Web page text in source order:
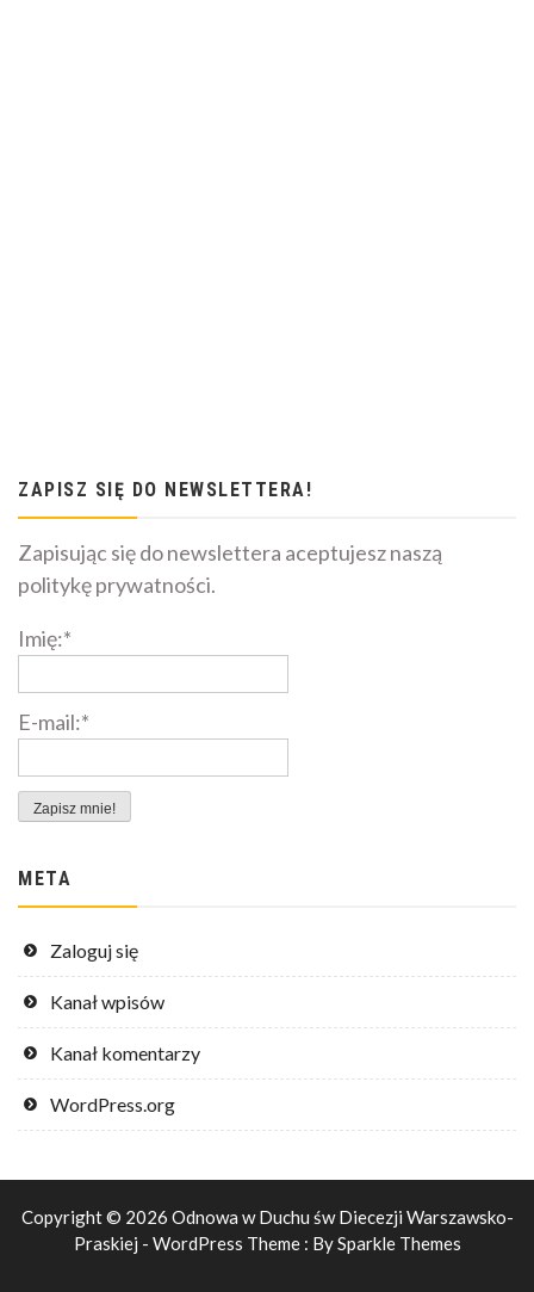
ZAPISZ SIĘ DO NEWSLETTERA!
Zapisując się do newslettera aceptujesz naszą
politykę prywatności.
Imię:*
E-mail:*
META
Zaloguj się
Kanał wpisów
Kanał komentarzy
WordPress.org
Copyright © 2026 Odnowa w Duchu św Diecezji Warszawsko-
Praskiej - WordPress Theme : BySparkle Themes